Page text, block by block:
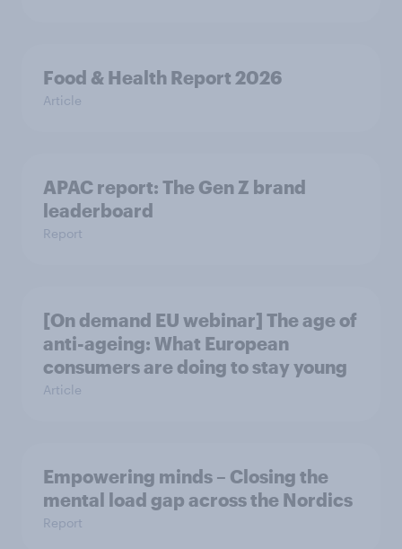
Food & Health Report 2026
Article
APAC report: The Gen Z brand
leaderboard
Report
[On demand EU webinar] The age of
anti-ageing: What European
consumers are doing to stay young
Article
Empowering minds – Closing the
mental load gap across the Nordics
Report